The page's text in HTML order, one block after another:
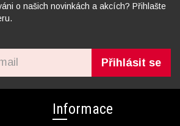
o našich novinkách a akcích? Přihlašte
Přihlásit se
Informace